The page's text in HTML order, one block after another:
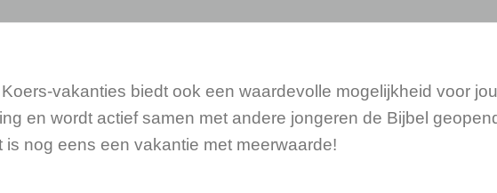
vakanties biedt ook een waardevolle mogelijkheid voor
en wordt actief samen met andere jongeren de Bijbel
nog eens een vakantie met meerwaarde!